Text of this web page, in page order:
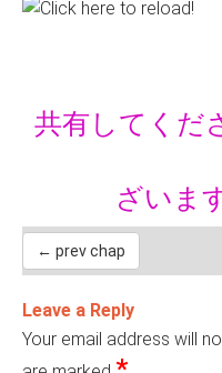
共有してくだ
ざいま
← prev chap
Leave a Reply
Your email address will